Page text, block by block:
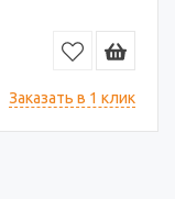
Заказать в 1 клик